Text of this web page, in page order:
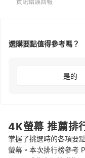
資訊錯誤回報
選購要點值得參考嗎？
是的
4K螢幕 推薦排
掌握了挑選時的各項要
螢幕。本次排行榜參考